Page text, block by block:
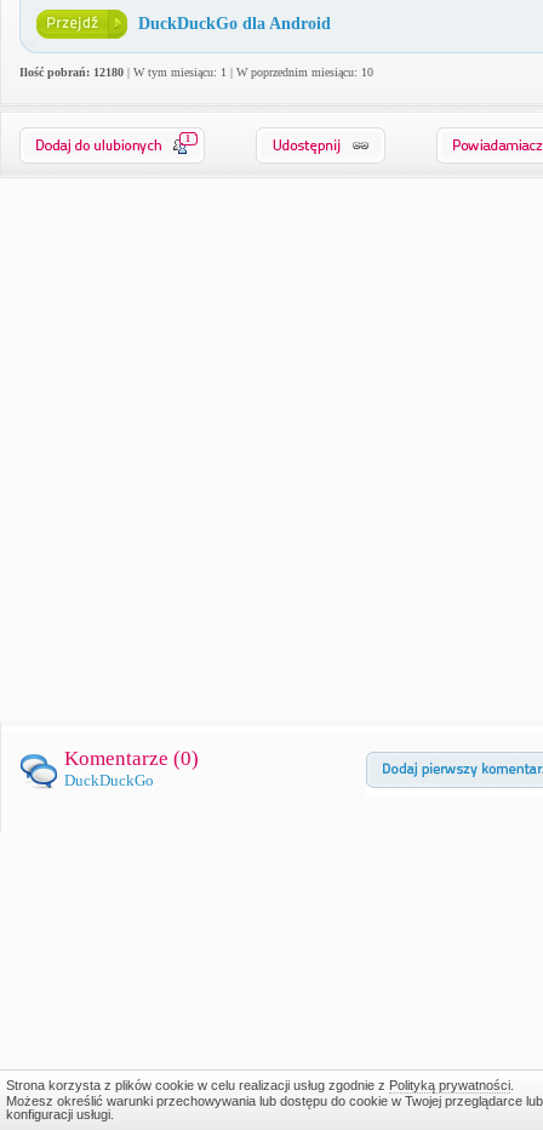
DuckDuckGo dla Android
Ilość pobrań: 12180 | W tym miesiącu: 1 | W poprzednim miesiącu: 10
1
Komentarze (0)
DuckDuckGo
Strona korzysta z plików cookie w celu realizacji usług zgodnie z Polityką prywatności.
Możesz określić warunki przechowywania lub dostępu do cookie w Twojej przeglądarce lub
konfiguracji usługi.